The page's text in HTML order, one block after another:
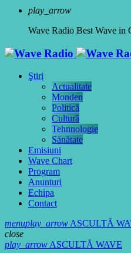
play_arrow
Wave Radio Best Wave in
Ştiri
Actualitate
Monden
Politică
Cultură
Tehnnologie
Sănătate
Emisiuni
Wave Chart
Program
Anunturi
Echipa
Contact
menuplay_arrowASCULTĂ
close
play_arrowASCULTĂ WAVE